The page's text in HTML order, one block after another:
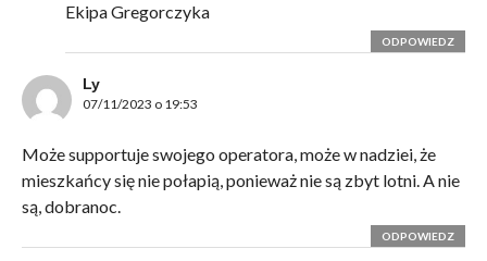
Ekipa Gregorczyka
ODPOWIEDZ
Ly
07/11/2023 o 19:53
Może supportuje swojego operatora, może w nadziei, że
mieszkańcy się nie połapią, ponieważ nie są zbyt lotni. A nie
są, dobranoc.
ODPOWIEDZ